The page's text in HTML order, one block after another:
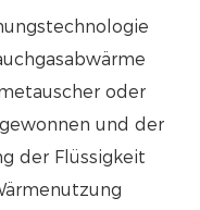
oder
und der
der Flüssigkeit